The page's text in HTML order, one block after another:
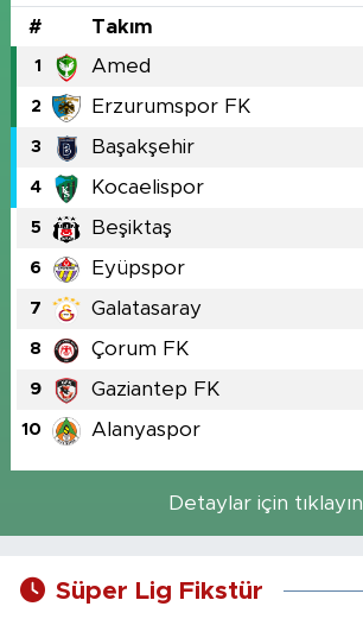
# Takım
1 Amed
2 Erzurumspor FK
3 Başakşehir
4 Kocaelispor
5 Beşiktaş
6 Eyüpspor
7 Galatasaray
8 Çorum FK
9 Gaziantep FK
10 Alanyaspor
Detaylar için tıklayın
Süper Lig Fikstür